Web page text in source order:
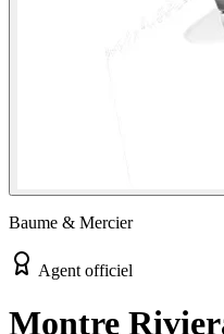
Baume & Mercier
Agent officiel
Montre